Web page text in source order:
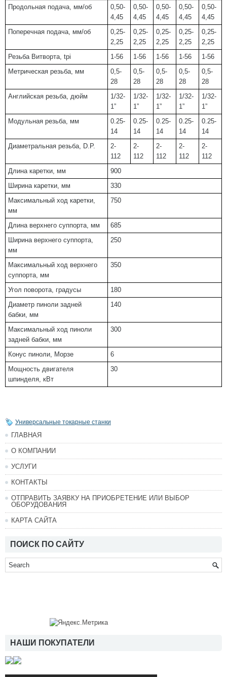
Продольная подача, мм/об
0,50-
4,45
0,50-
4,45
0,50-
4,45
0,50-
4,45
0,50-
4,45
Поперечная подача, мм/об
0,25-
2,25
0,25-
2,25
0,25-
2,25
0,25-
2,25
0,25-
2,25
Резьба Витворта, tpi
1-56 1-56 1-56 1-56
1-56
Метрическая резьба, мм
0,5-
28
0,5-
28
0,5-
28
0,5-
28
0,5-
28
Английская резьба, дюйм
1/32-
1”
1/32-
1”
1/32-
1”
1/32-
1”
1/32-
1”
Модульная резьба, мм
0.25-
14
0.25-
14
0.25-
14
0.25-
14
0.25-
14
Диаметральная резьба, D.P.
2-
112
2-
112
2-
112
2-
112
2-
112
Длина каретки, мм
900
Ширина каретки, мм
330
Максимальный ход каретки,
мм
750
Длина верхнего суппорта, мм
685
Ширина верхнего суппорта,
мм
250
Максимальный ход верхнего
суппорта, мм
350
Угол поворота, градусы
180
Диаметр пиноли задней
бабки, мм
140
Максимальный ход пиноли
задней бабки, мм
300
Конус пиноли, Морзе
6
Мощность двигателя
шпинделя, кВт
30
Универсальные токарные станки
ГЛАВНАЯ
О КОМПАНИИ
УСЛУГИ
КОНТАКТЫ
ОТПРАВИТЬ ЗАЯВКУ НА ПРИОБРЕТЕНИЕ ИЛИ ВЫБОР
ОБОРУДОВАНИЯ
КАРТА САЙТА
ПОИСК ПО САЙТУ
НАШИ ПОКУПАТЕЛИ